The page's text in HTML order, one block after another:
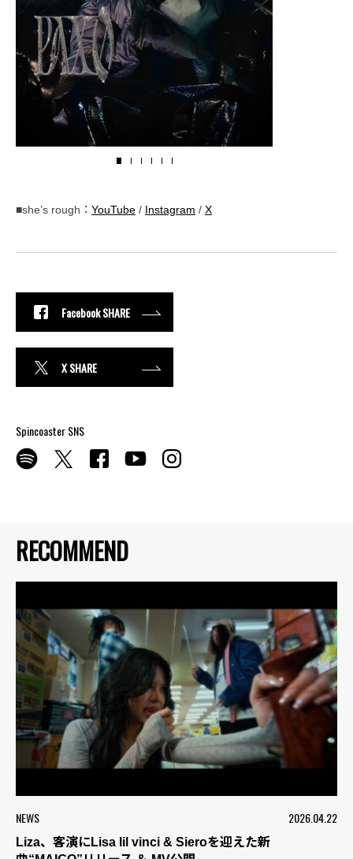
RECOMMEND
NEWS 2026.04.22
Liza、客演にLisa lil vinci & Sieroを迎えた新
■she’s rough： YouTube / Instagram / X
Facebook SHARE
X SHARE
Spincoaster SNS